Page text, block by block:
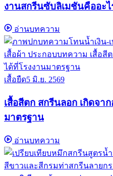
งานสกรีนซับลิเมชันคืออะไ
อ่านบทความ
เสื้อยืด5 มิ.ย. 2569
เสื้อสีตก สกรีนลอก เกิดจา
มาตรฐาน
อ่านบทความ